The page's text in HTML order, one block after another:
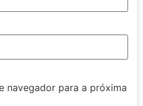
navegador para a próxima